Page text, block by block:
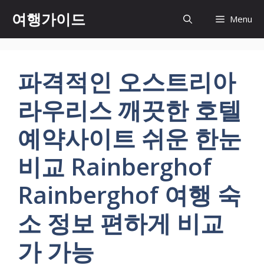
츠
여행가이드 Menu
파격적인 오스트리아
라우리스 깨끗한 호텔
예약사이트 쉬운 한눈
비교 Rainberghof
Rainberghof 여행 숙
소 정보 편하게 비교
가 가능